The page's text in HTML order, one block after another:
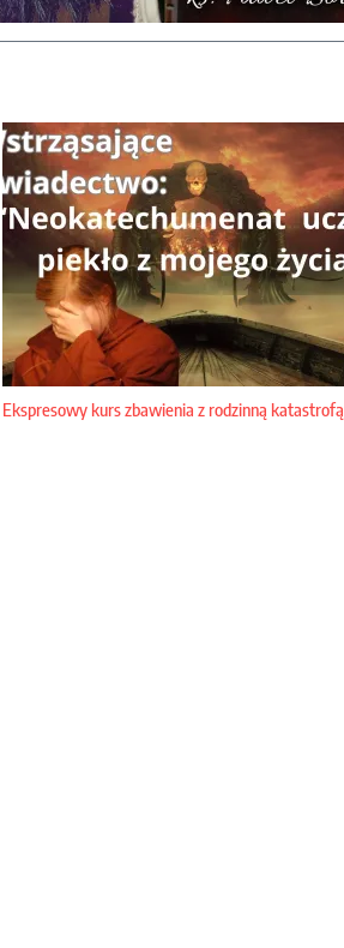
Ekspresowy kurs zbawienia z rodzinną katastrofą